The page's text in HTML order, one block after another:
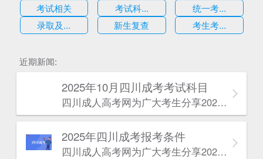
考试相关
考试科...
统一考...
录取及...
新生复查 考生考...
近期新闻:
2025年10月四川成考考试科目
四川成人高考网​为广大考生分享2025年10月四川成考考试科目。为广大在职人员和社会人士提供学历提升的机会。更多四川成考考试信息，欢迎在线访问四川成人高考网。
2025年‌‌‌‌四川成考报考条件
四川成人高考网​为广大考生分享2025年‌‌‌‌四川成考报考条件。为广大在职人员和社会人士提供学历提升的机会。更多四川成考考试信息，欢迎在线访问四川成人高考网。